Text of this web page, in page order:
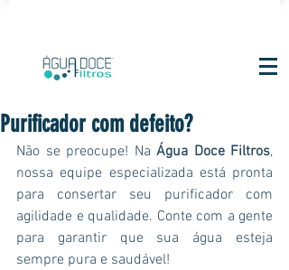
Purificador com defeito?
Não se preocupe! Na Água Doce Filtros,
nossa equipe especializada está pronta
para consertar seu purificador com
agilidade e qualidade. Conte com a gente
para garantir que sua água esteja
sempre pura e saudável!